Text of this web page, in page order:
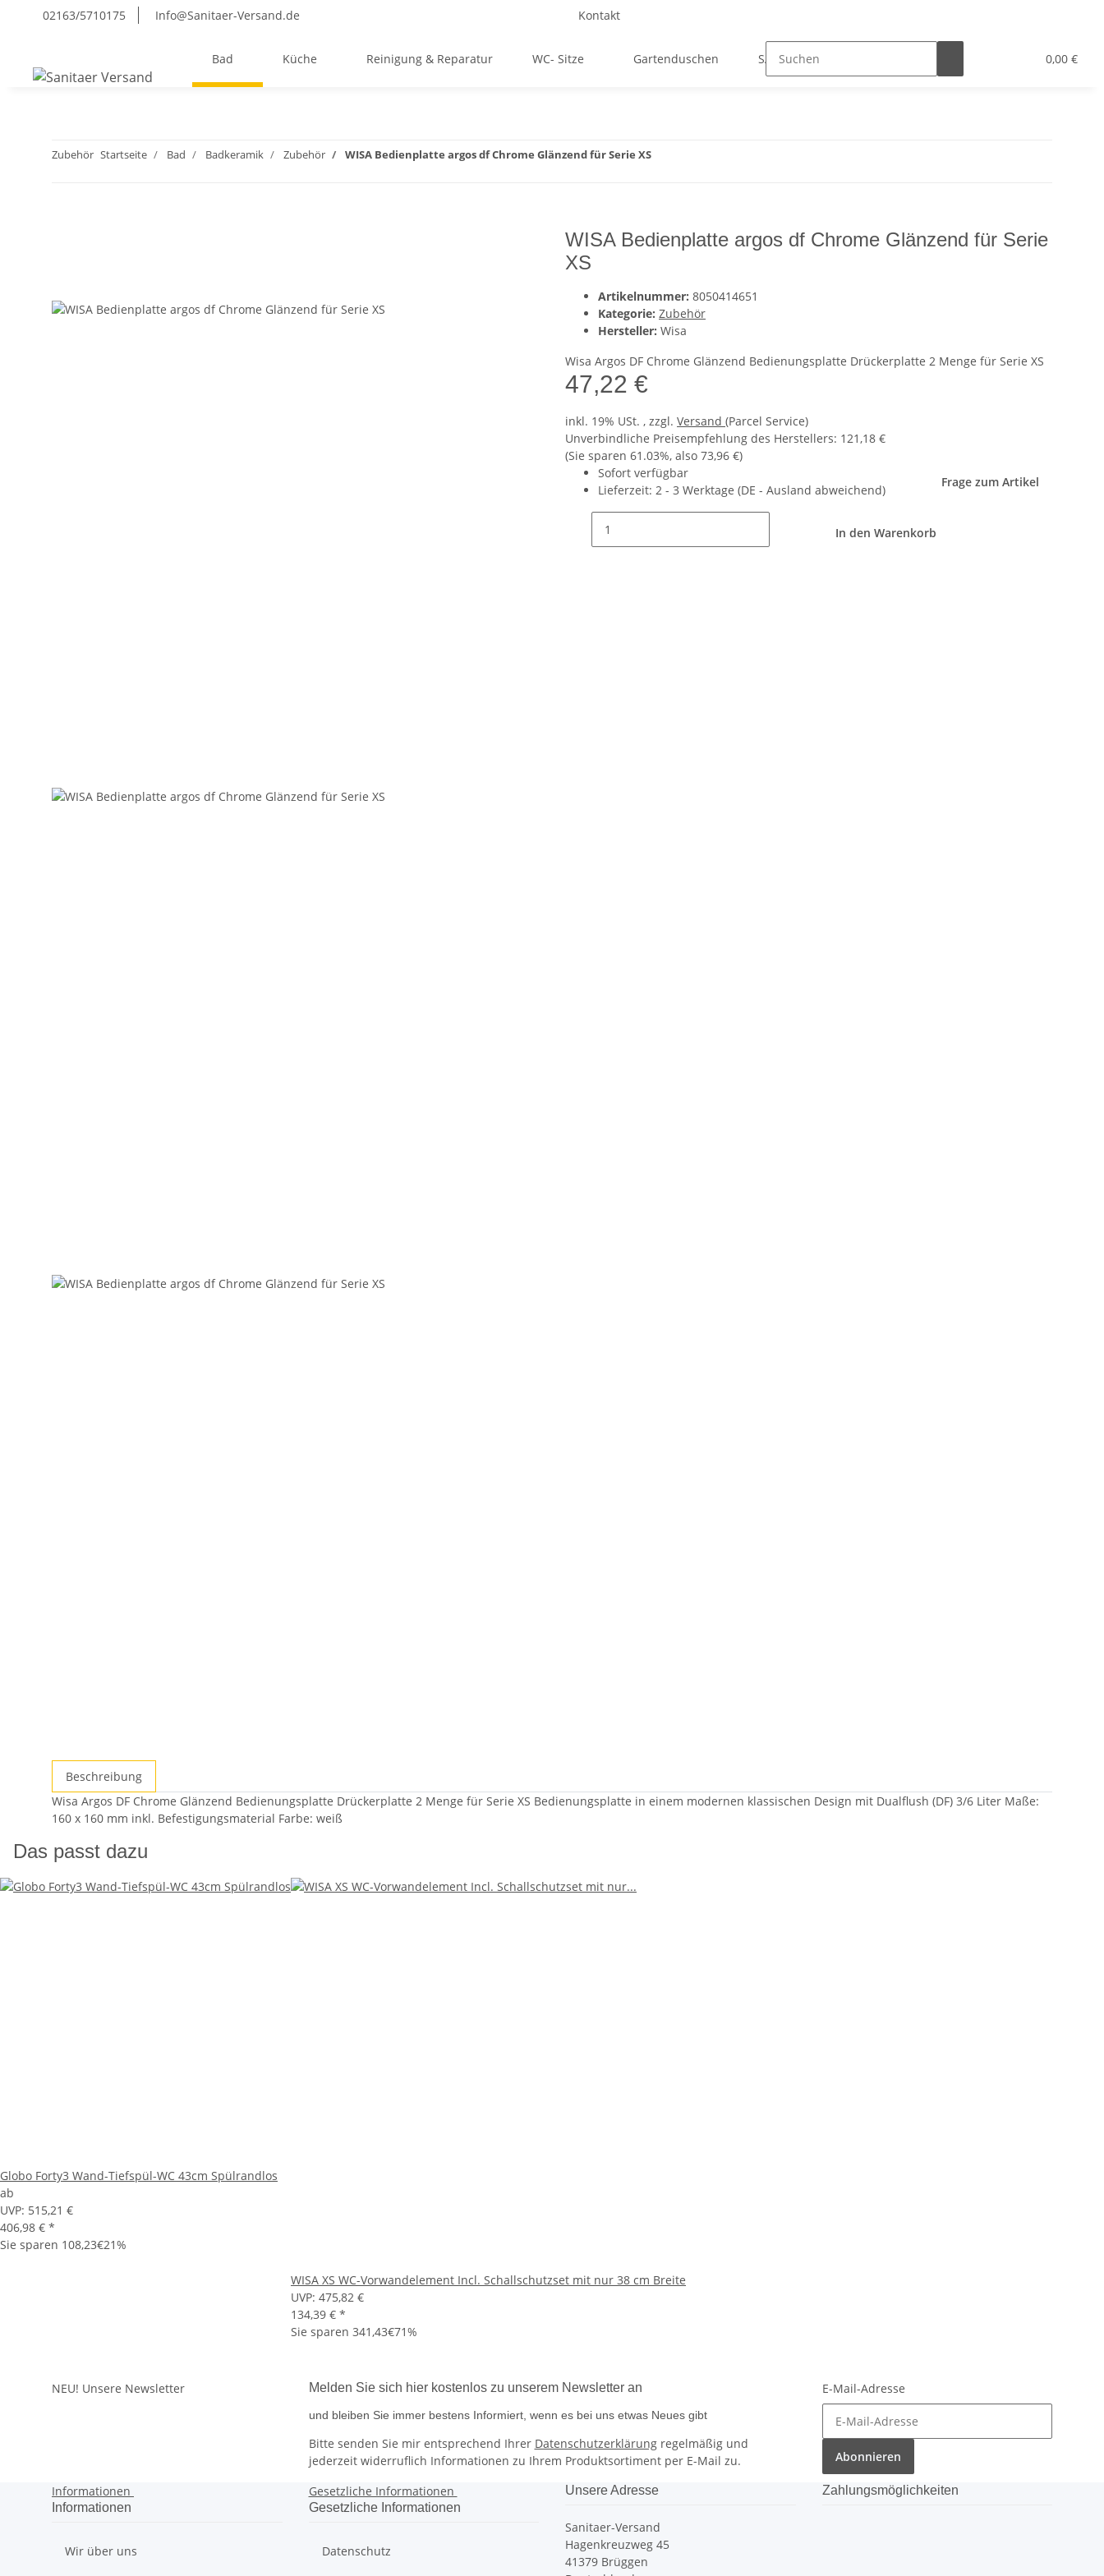
02163/5710175 Info@Sanitaer-Versand.de Kontakt
0,00 €
Bad Küche Reinigung & Reparatur WC- Sitze Gartenduschen SALE
Zubehör Startseite Bad Badkeramik Zubehör WISA Bedienplatte argos df Chrome Glänzend für Serie XS
WISA Bedienplatte argos df Chrome Glänzend für Serie
XS
Artikelnummer: 8050414651
Kategorie: Zubehör
Hersteller: Wisa
Wisa Argos DF Chrome Glänzend Bedienungsplatte Drückerplatte 2 Menge für Serie XS
47,22 €
inkl. 19% USt. , zzgl. Versand (Parcel Service)
Unverbindliche Preisempfehlung des Herstellers: 121,18 €
(Sie sparen 61.03%, also 73,96 €)
Sofort verfügbar
Lieferzeit: 2 - 3 Werktage (DE - Ausland abweichend)
Frage zum Artikel
In den Warenkorb
Beschreibung
Wisa Argos DF Chrome Glänzend Bedienungsplatte Drückerplatte 2 Menge für Serie XS Bedienungsplatte in einem modernen klassischen Design mit Dualflush (DF) 3/6 Liter Maße:
160 x 160 mm inkl. Befestigungsmaterial Farbe: weiß
Das passt dazu
Globo Forty3 Wand-Tiefspül-WC 43cm Spülrandlos
ab
UVP: 515,21 €
406,98 € *
Sie sparen 108,23€21%
WISA XS WC-Vorwandelement Incl. Schallschutzset mit nur 38 cm Breite
UVP: 475,82 €
134,39 € *
Sie sparen 341,43€71%
NEU! Unsere Newsletter Melden Sie sich hier kostenlos zu unserem Newsletter an
und bleiben Sie immer bestens Informiert, wenn es bei uns etwas Neues gibt
Bitte senden Sie mir entsprechend Ihrer Datenschutzerklärungregelmäßig und
jederzeit widerruflich Informationen zu Ihrem Produktsortiment per E-Mail zu.
E-Mail-Adresse
Abonnieren
Informationen
Informationen
Wir über uns
Gesetzliche Informationen
Gesetzliche Informationen
Datenschutz
Unsere Adresse
Sanitaer-Versand
Hagenkreuzweg 45
41379 Brüggen
Zahlungsmöglichkeiten